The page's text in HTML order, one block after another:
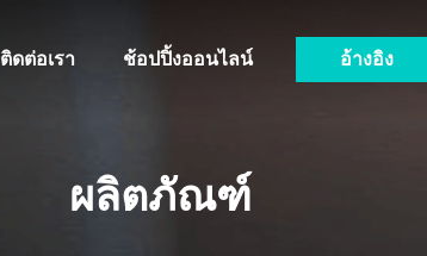
ติดต่อเรา ช้อปปิ้งออนไลน์ อ้างอิง
ผลิตภัณฑ์